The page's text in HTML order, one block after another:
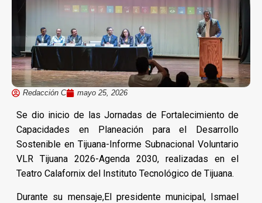
Redacción C mayo 25, 2026
Se dio inicio de las Jornadas de Fortalecimiento de
Capacidades en Planeación para el Desarrollo
Sostenible en Tijuana-Informe Subnacional Voluntario
VLR Tijuana 2026-Agenda 2030, realizadas en el
Teatro Calafornix del Instituto Tecnológico de Tijuana.
Durante su mensaje,El presidente municipal, Ismael